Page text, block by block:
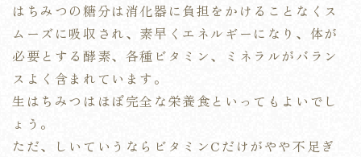
はちみつの糖分は消化器に負担をかけることなくス
ムーズに吸収され、素早くエネルギーになり、体が
必要とする酵素、各種ビタミン、ミネラルがバラン
スよく含まれています。
生はちみつはほぼ完全な栄養食といってもよいでし
ょう。
ただ、しいていうならビタミンCだけがやや不足ぎ